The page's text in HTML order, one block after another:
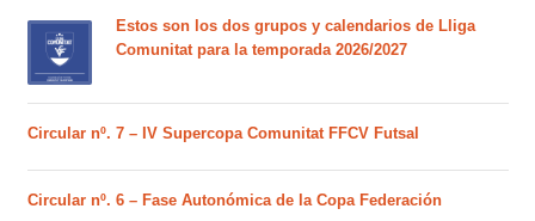
Estos son los dos grupos y calendarios de Lliga
Comunitat para la temporada 2026/2027
Circular nº. 7 – IV Supercopa Comunitat FFCV Futsal
Circular nº. 6 – Fase Autonómica de la Copa Federación